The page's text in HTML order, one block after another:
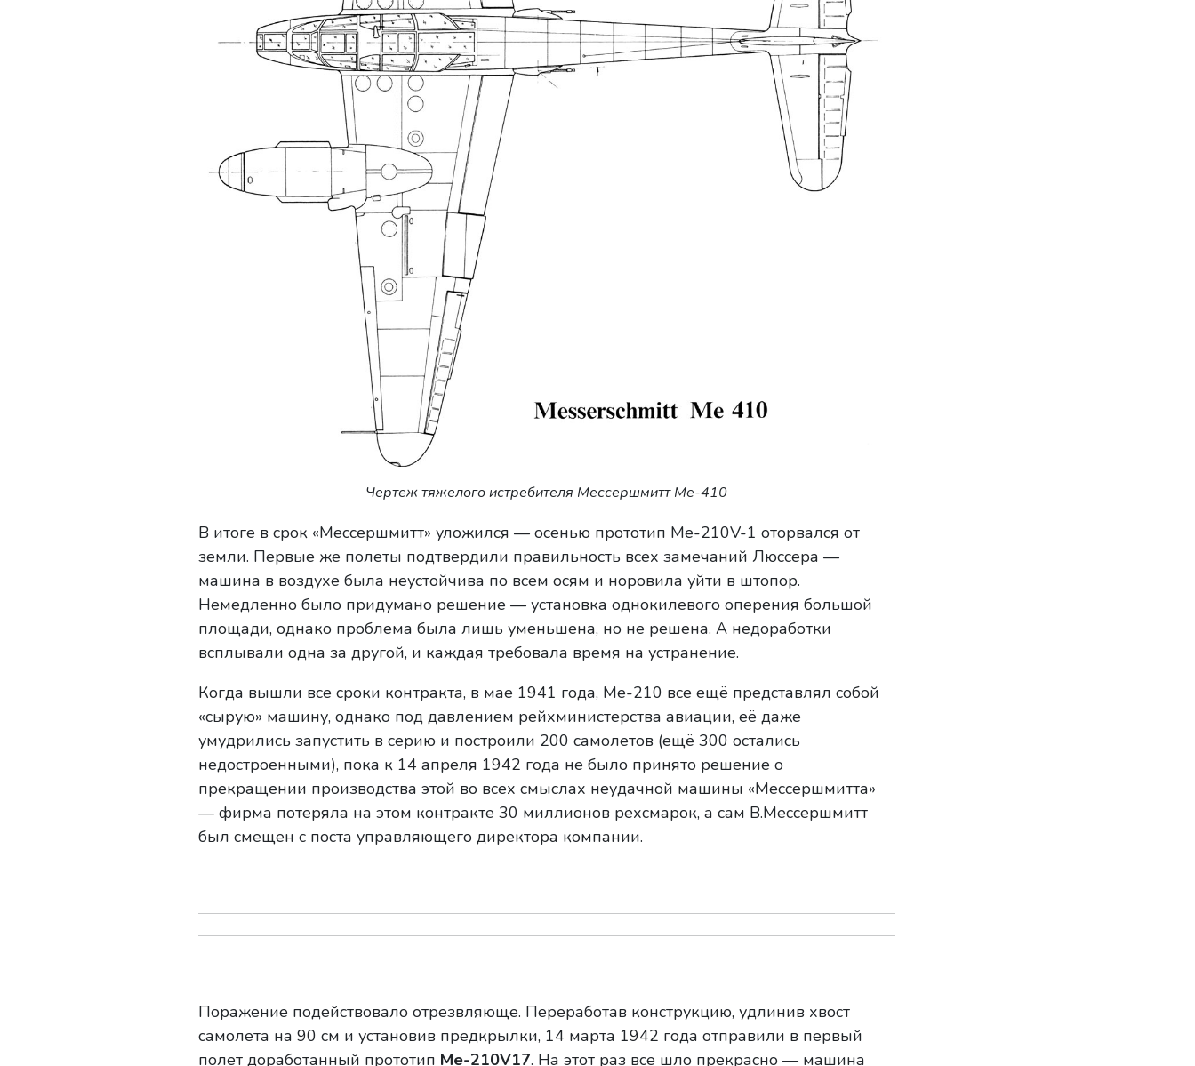
Чертеж тяжелого истребителя Мессершмитт Me-410
В итоге в срок «Мессершмитт» уложился — осенью прототип Me-210V-1 оторвался от
земли. Первые же полеты подтвердили правильность всех замечаний Люссера —
машина в воздухе была неустойчива по всем осям и норовила уйти в штопор.
Немедленно было придумано решение — установка однокилевого оперения большой
площади, однако проблема была лишь уменьшена, но не решена. А недоработки
всплывали одна за другой, и каждая требовала время на устранение.
Когда вышли все сроки контракта, в мае 1941 года, Me-210 все ещё представлял собой
«сырую» машину, однако под давлением рейхминистерства авиации, её даже
умудрились запустить в серию и построили 200 самолетов (ещё 300 остались
недостроенными), пока к 14 апреля 1942 года не было принято решение о
прекращении производства этой во всех смыслах неудачной машины «Мессершмитта»
— фирма потеряла на этом контракте 30 миллионов рехсмарок, а сам В.Мессершмитт
был смещен с поста управляющего директора компании.
Поражение подействовало отрезвляюще. Переработав конструкцию, удлинив хвост
самолета на 90 см и установив предкрылки, 14 марта 1942 года отправили в первый
полет доработанный прототип Me-210V17. На этот раз все шло прекрасно — машина